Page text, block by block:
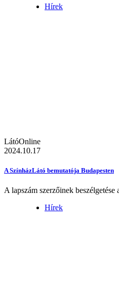
Hírek
LátóOnline
2024.10.17
A SzínházLátó bemutatója Budapesten
A lapszám szerzőinek
Hírek